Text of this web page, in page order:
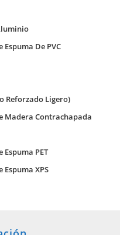
Espuma De PVC
Reforzado Ligero)
Madera Contrachapada
Espuma PET
Espuma XPS